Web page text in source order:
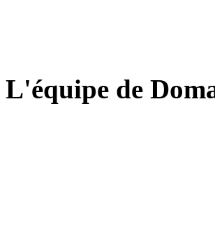
L'équipe de